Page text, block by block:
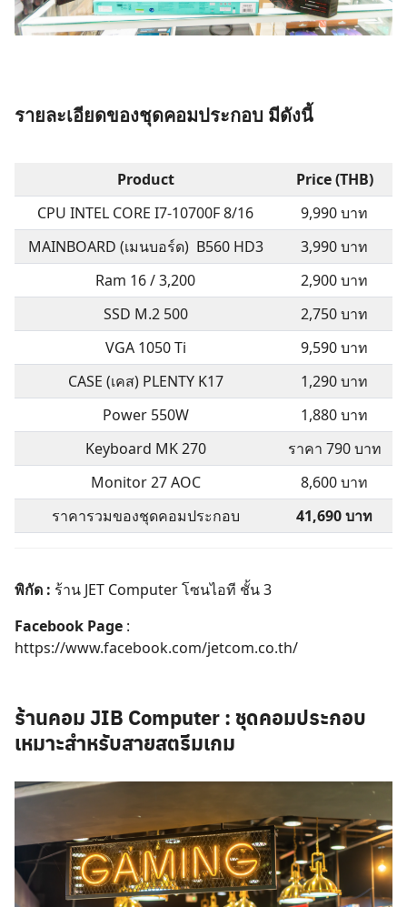
รายละเอียดของชุดคอมประกอบ มีดังนี้
Product
Price (THB)
CPU INTEL CORE I7-10700F 8/16
9,990 บาท
MAINBOARD (เมนบอร์ด) B560 HD3
3,990 บาท
Ram 16 / 3,200
2,900 บาท
SSD M.2 500
2,750 บาท
VGA 1050 Ti
9,590 บาท
CASE (เคส) PLENTY K17
1,290 บาท
Power 550W
1,880 บาท
Keyboard MK 270
ราคา 790 บาท
Monitor 27 AOC
8,600 บาท
ราคารวมของชุดคอมประกอบ
41,690 บาท
พิกัด : ร้าน JET Computerโซนไอที ชั้น 3
Facebook Page :
https://www.facebook.com/jetcom.co.th/
ร้านคอมJIB Computer: ชุดคอมประกอบ
เหมาะสำหรับสายสตรีมเกม